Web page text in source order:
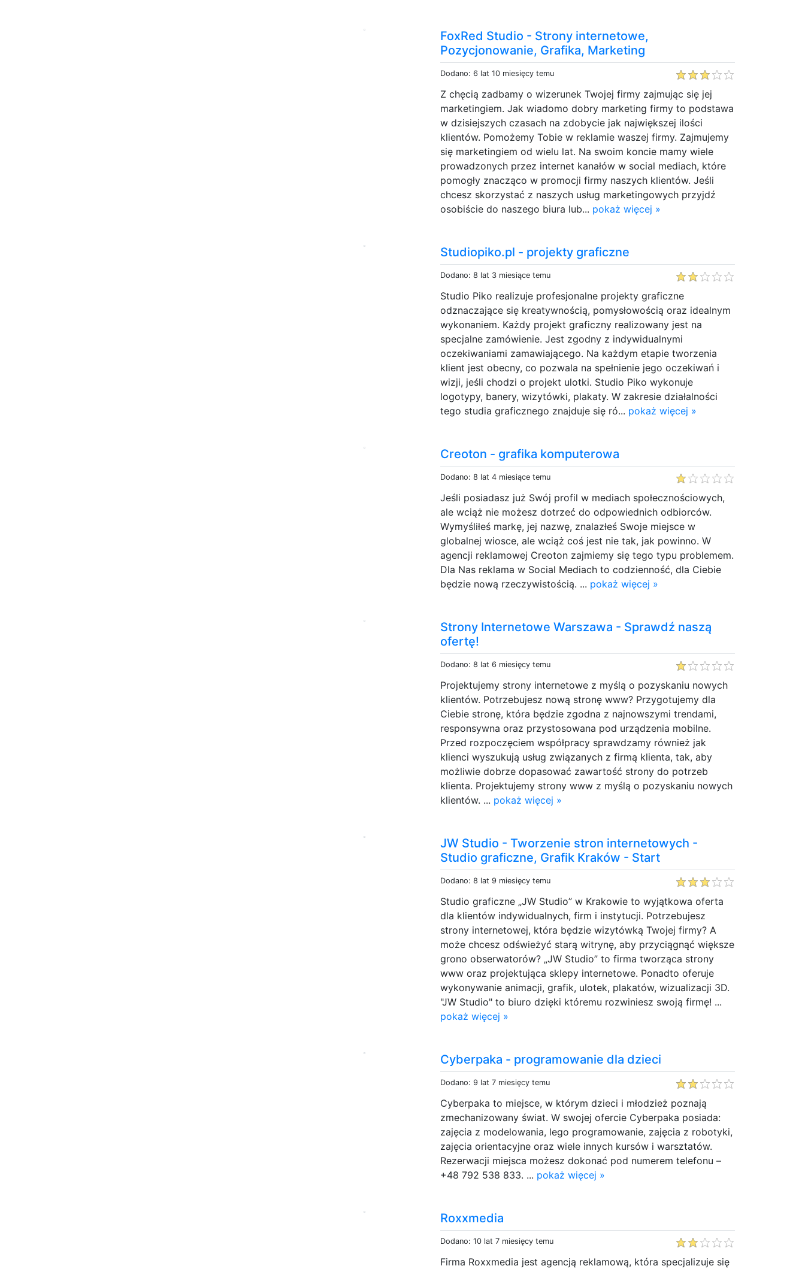
FoxRed Studio - Strony internetowe,
Pozycjonowanie, Grafika, Marketing
Dodano: 6 lat 10 miesięcy temu
Z chęcią zadbamy o wizerunek Twojej firmy zajmując się jej
marketingiem. Jak wiadomo dobry marketing firmy to podstawa
w dzisiejszych czasach na zdobycie jak największej ilości
klientów. Pomożemy Tobie w reklamie waszej firmy. Zajmujemy
się marketingiem od wielu lat. Na swoim koncie mamy wiele
prowadzonych przez internet kanałów w social mediach, które
pomogły znacząco w promocji firmy naszych klientów. Jeśli
chcesz skorzystać z naszych usług marketingowych przyjdź
osobiście do naszego biura lub... pokaż więcej »
Studiopiko.pl - projekty graficzne
Dodano: 8 lat 3 miesiące temu
Studio Piko realizuje profesjonalne projekty graficzne
odznaczające się kreatywnością, pomysłowością oraz idealnym
wykonaniem. Każdy projekt graficzny realizowany jest na
specjalne zamówienie. Jest zgodny z indywidualnymi
oczekiwaniami zamawiającego. Na każdym etapie tworzenia
klient jest obecny, co pozwala na spełnienie jego oczekiwań i
wizji, jeśli chodzi o projekt ulotki. Studio Piko wykonuje
logotypy, banery, wizytówki, plakaty. W zakresie działalności
tego studia graficznego znajduje się ró... pokaż więcej »
Creoton - grafika komputerowa
Dodano: 8 lat 4 miesiące temu
Jeśli posiadasz już Swój profil w mediach społecznościowych,
ale wciąż nie możesz dotrzeć do odpowiednich odbiorców.
Wymyśliłeś markę, jej nazwę, znalazłeś Swoje miejsce w
globalnej wiosce, ale wciąż coś jest nie tak, jak powinno. W
agencji reklamowej Creoton zajmiemy się tego typu problemem.
Dla Nas reklama w Social Mediach to codzienność, dla Ciebie
będzie nową rzeczywistością. ... pokaż więcej »
Strony Internetowe Warszawa - Sprawdź naszą
ofertę!
Dodano: 8 lat 6 miesięcy temu
Projektujemy strony internetowe z myślą o pozyskaniu nowych
klientów. Potrzebujesz nową stronę www? Przygotujemy dla
Ciebie stronę, która będzie zgodna z najnowszymi trendami,
responsywna oraz przystosowana pod urządzenia mobilne.
Przed rozpoczęciem współpracy sprawdzamy również jak
klienci wyszukują usług związanych z firmą klienta, tak, aby
możliwie dobrze dopasować zawartość strony do potrzeb
klienta. Projektujemy strony www z myślą o pozyskaniu nowych
klientów. ... pokaż więcej »
JW Studio - Tworzenie stron internetowych -
Studio graficzne, Grafik Kraków - Start
Dodano: 8 lat 9 miesięcy temu
Studio graficzne „JW Studio” w Krakowie to wyjątkowa oferta
dla klientów indywidualnych, firm i instytucji. Potrzebujesz
strony internetowej, która będzie wizytówką Twojej firmy? A
może chcesz odświeżyć starą witrynę, aby przyciągnąć większe
grono obserwatorów? „JW Studio” to firma tworząca strony
www oraz projektująca sklepy internetowe. Ponadto oferuje
wykonywanie animacji, grafik, ulotek, plakatów, wizualizacji 3D.
"JW Studio" to biuro dzięki któremu rozwiniesz swoją firmę! ...
pokaż więcej »
Cyberpaka - programowanie dla dzieci
Dodano: 9 lat 7 miesięcy temu
Cyberpaka to miejsce, w którym dzieci i młodzież poznają
zmechanizowany świat. W swojej ofercie Cyberpaka posiada:
zajęcia z modelowania, lego programowanie, zajęcia z robotyki,
zajęcia orientacyjne oraz wiele innych kursów i warsztatów.
Rezerwacji miejsca możesz dokonać pod numerem telefonu –
+48 792 538 833. ... pokaż więcej »
Roxxmedia
Dodano: 10 lat 7 miesięcy temu
Firma Roxxmedia jest agencją reklamową, która specjalizuje się